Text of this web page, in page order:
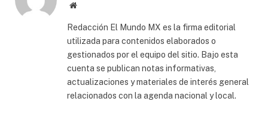
Sitio
Redacción El Mundo MX es la firma editorial
utilizada para contenidos elaborados o
gestionados por el equipo del sitio. Bajo esta
cuenta se publican notas informativas,
actualizaciones y materiales de interés general
relacionados con la agenda nacional y local.